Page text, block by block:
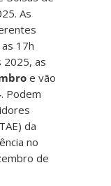
As
17h
2025, as
e vão
. Podem
da
no
de